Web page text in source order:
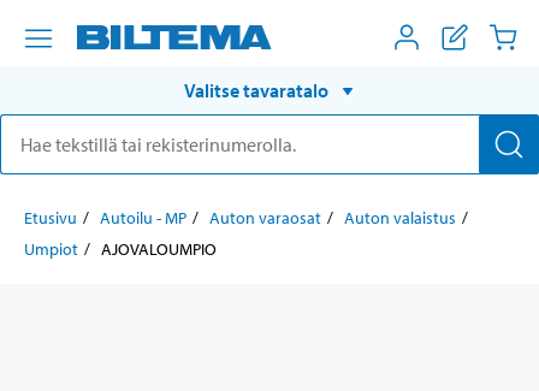
Valitse tavaratalo
Etusivu Autoilu - MP Auton varaosat
Auton valaistus
Umpiot
AJOVALOUMPIO